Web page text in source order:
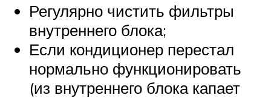
Регулярно чистить фильтры
внутреннего блока;
Если кондиционер перестал
нормально функционировать
(из внутреннего блока капает